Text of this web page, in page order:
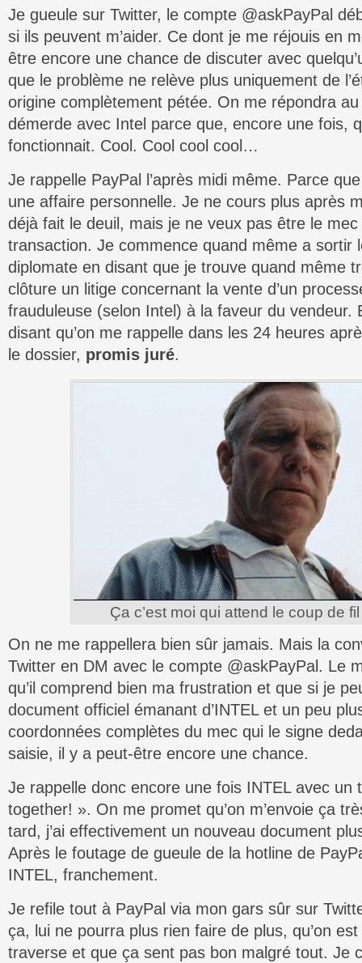
Je gueule sur Twitter, le compte @askPayPal
si ils peuvent m’aider. Ce dont je me réjouis en
être encore une chance de discuter avec
que le problème ne relève plus uniquement de
origine complètement pétée. On me répondra au
démerde avec Intel parce que, encore une fois,
fonctionnait. Cool. Cool cool cool…
Je rappelle PayPal l’après midi même. Parce
une affaire personnelle. Je ne cours plus après
déjà fait le deuil, mais je ne veux pas être le
transaction. Je commence quand même a sortir
diplomate en disant que je trouve quand même
clôture un litige concernant la vente d’un
frauduleuse (selon Intel) à la faveur du vendeur.
disant qu’on me rappelle dans les 24 heures
le dossier, promis juré.
Ça c’est moi qui attend le coup de
On ne me rappellera bien sûr jamais. Mais la
Twitter en DM avec le compte @askPayPal. Le
qu’il comprend bien ma frustration et que si je
document officiel émanant d’INTEL et un peu
coordonnées complètes du mec qui le signe
saisie, il y a peut-être encore une chance.
Je rappelle donc encore une fois INTEL avec un
together! ». On me promet qu’on m’envoie ça
tard, j’ai effectivement un nouveau document
Après le foutage de gueule de la hotline de
INTEL, franchement.
Je refile tout à PayPal via mon gars sûr sur
ça, lui ne pourra plus rien faire de plus, qu’on
traverse et que ça sent pas bon malgré tout. Je